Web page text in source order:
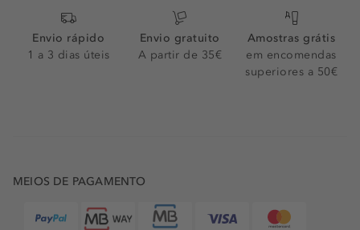
Envio rápido
1 a 3 dias úteis
Envio gratuito
A partir de 35€
Amostras grátis
em encomendas
superiores a 50€
MEIOS DE PAGAMENTO